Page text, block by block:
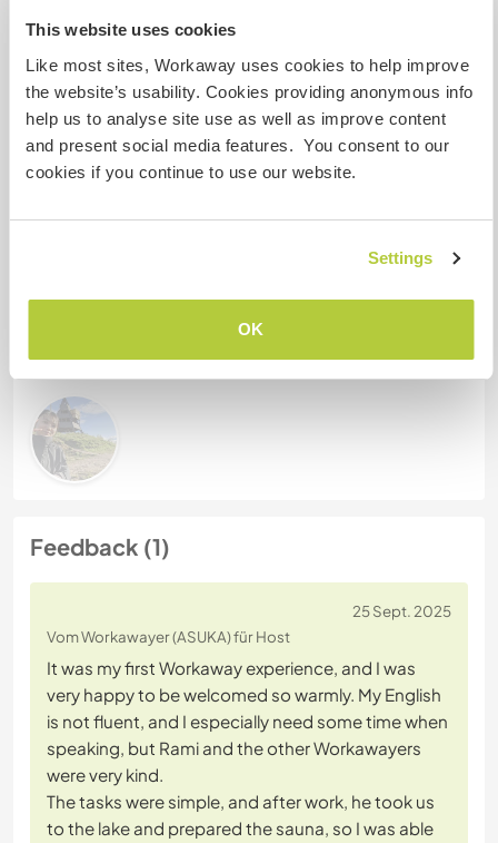
This website uses cookies
Like most sites, Workaway uses cookies to help improve
the website’s usability. Cookies providing anonymous info
help us to analyse site use as well as improve content
and present social media features. You consent to our
cookies if you continue to use our website.
Settings
OK
mehr als zwei
Meine Tiere/Haustiere
Website-Sicherheit
Chatte mit Workawayern, die diesen
Gastgeber besucht haben
Feedback (1)
25 Sept. 2025
Vom Workawayer (ASUKA) für Host
It was my first Workaway experience, and I was
very happy to be welcomed so warmly. My English
is not fluent, and I especially need some time when
speaking, but Rami and the other Workawayers
were very kind.
The tasks were simple, and after work, he took us
to the lake and prepared the sauna, so I was able